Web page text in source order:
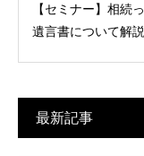
【セミナー】相続
遺言書について解説
最新記事